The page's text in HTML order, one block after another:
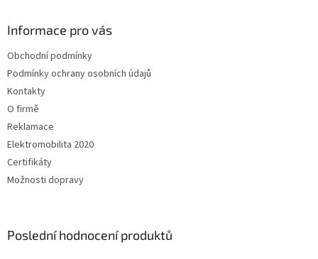
Informace pro vás
Obchodní podmínky
Podmínky ochrany osobních údajů
Kontakty
O firmě
Reklamace
Elektromobilita 2020
Certifikáty
Možnosti dopravy
Poslední hodnocení produktů